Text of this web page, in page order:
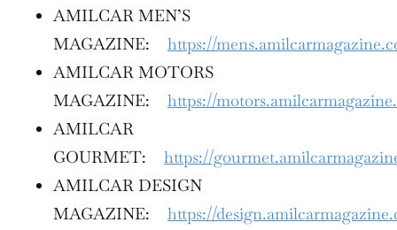
AMILCAR MEN’S
MAGAZINE: https://
AMILCAR MOTORS
MAGAZINE: https://
AMILCAR
GOURMET: https://
AMILCAR DESIGN
MAGAZINE: https://